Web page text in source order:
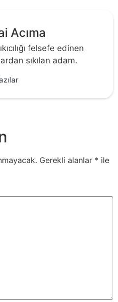
Acıma
felsefe edinen
sıkılan adam.
Gerekli alanlar * ile